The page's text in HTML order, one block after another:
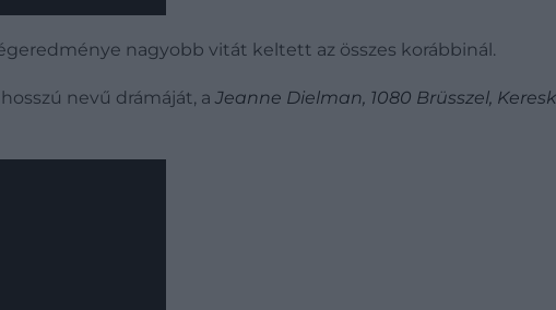
nagyobb vitát keltett az összes korábbinál.
nevű drámáját, aJeanne Dielman, 1080 Brüsszel,